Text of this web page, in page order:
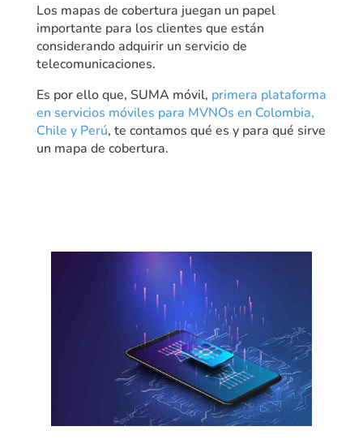
Los mapas de cobertura juegan un papel
importante para los clientes que están
considerando adquirir un servicio de
telecomunicaciones.
Es por ello que, SUMA móvil, primera plataforma
en servicios móviles para MVNOs en Colombia,
Chile y Perú, te contamos qué es y para qué sirve
un mapa de cobertura.